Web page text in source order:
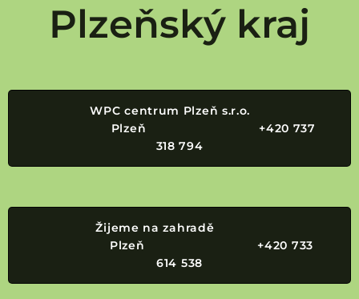
Plzeňský kraj
WPC centrum Plzeň s.r.o.
Plzeň +420 737
318 794
Žijeme na zahradě
Plzeň +420 733
614 538